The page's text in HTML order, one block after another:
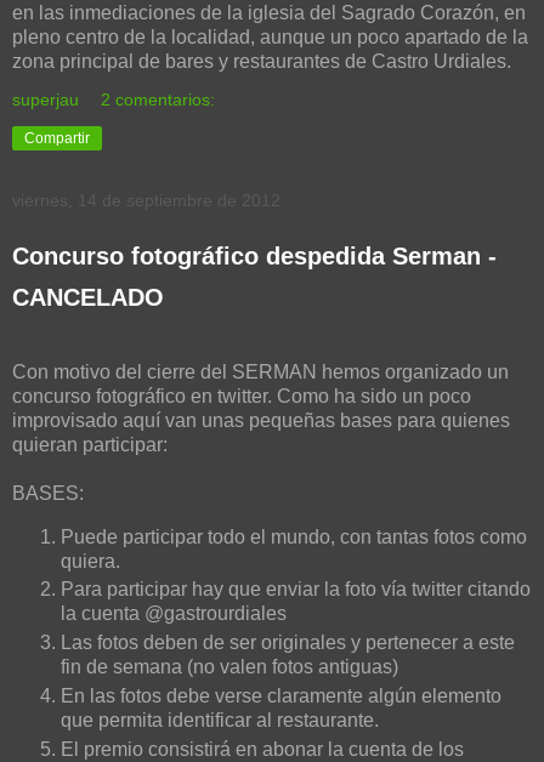
en las inmediaciones de la iglesia del Sagrado Corazón, en
pleno centro de la localidad, aunque un poco apartado de la
zona principal de bares y restaurantes de Castro Urdiales.
superjau 2 comentarios:
Compartir
viernes, 14 de septiembre de 2012
Concurso fotográfico despedida Serman -
CANCELADO
Con motivo del cierre del SERMAN hemos organizado un
concurso fotográfico en twitter. Como ha sido un poco
improvisado aquí van unas pequeñas bases para quienes
quieran participar:
BASES:
Puede participar todo el mundo, con tantas fotos como
quiera.
Para participar hay que enviar la foto vía twitter citando
la cuenta @gastrourdiales
Las fotos deben de ser originales y pertenecer a este
fin de semana (no valen fotos antiguas)
En las fotos debe verse claramente algún elemento
que permita identificar al restaurante.
El premio consistirá en abonar la cuenta de los